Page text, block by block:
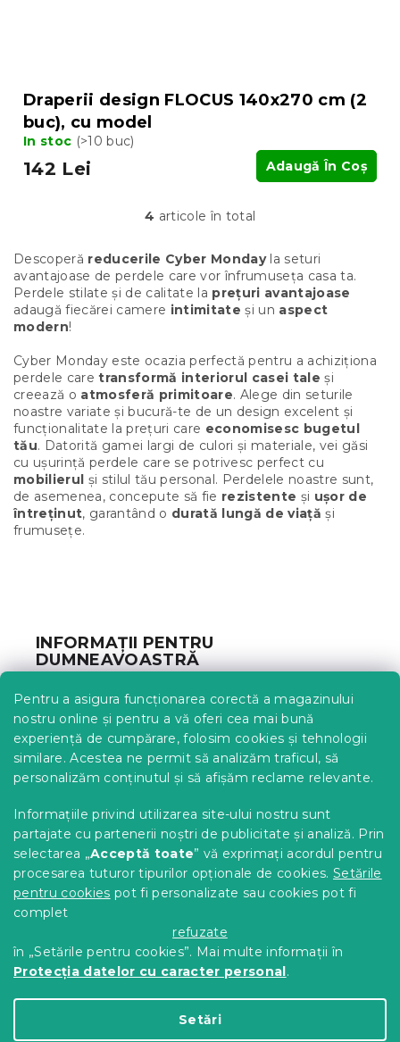
Pentru a asigura funcționarea corectă a magazinului
nostru online și pentru a vă oferi cea mai bună
experiență de cumpărare, folosim cookies și tehnologii
similare. Acestea ne permit să analizăm traficul, să
personalizăm conținutul și să afișăm reclame relevante.
Informațiile privind utilizarea site-ului nostru sunt
partajate cu partenerii noștri de publicitate și analiză. Prin
selectarea „Acceptă toate” vă exprimați acordul pentru
procesarea tuturor tipurilor opționale de cookies. Setările
pentru cookies pot fi personalizate sau cookies pot fi
complet
refuzate
în „Setările pentru cookies”. Mai multe informații în
Protecția datelor cu caracter personal.
Setări
Draperii design FLOCUS 140x270 cm (2
buc), cu model
In stoc (>10 buc)
142 Lei Adaugă În Coş
C
n
t
r
o
l
l
i
s
t
ă
r
i
l
o
4 articole în total
Descoperă reducerile Cyber Mondayla seturi
avantajoase de perdele care vor înfrumuseța casa ta.
Perdele stilate și de calitate la prețuri avantajoase
adaugă fiecărei camere intimitate și un aspect
modern!
Cyber Monday este ocazia perfectă pentru a achiziționa
perdele caretransformă interiorul casei tale și
creează o atmosferă primitoare. Alege din seturile
noastre variate și bucură-te de un design excelent și
funcționalitate la prețuri care economisesc bugetul
tău. Datorită gamei largi de culori și materiale, vei găsi
cu ușurință perdele care se potrivesc perfect cu
mobilierul și stilul tău personal. Perdelele noastre sunt,
de asemenea, concepute să fie rezistente și ușor de
întreținut, garantând o durată lungă de viață și
frumusețe.
o
INFORMAȚII PENTRU
DUMNEAVOASTRĂ
Urmărirea comenzii
Opțiuni de livrare
Metode de plată
Reclamații și retururi
Contact
Protecția datelor cu caracter personal
Achizitii SEAP
Tabel mărimi
Blog
Pentru parteneri